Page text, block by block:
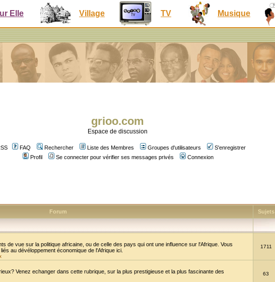
Elle Village TV Musique
grioo.com
Espace de discussion
FAQ Rechercher Liste des Membres Groupes d'utilisateurs
S'enregistrer
Profil
Se connecter pour vérifier ses messages privés Connexion
Forum Sujets
de vue sur la politique africaine, ou de celle des pays qui ont une influence sur l'Afrique. Vous
au dévéloppement économique de l'Afrique ici.
1711
Venez echanger dans cette rubrique, sur la plus prestigieuse et la plus fascinante des
63